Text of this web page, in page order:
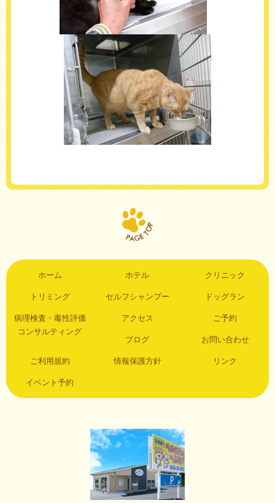
ホーム ホテル クリニック
トリミング セルフシャンプー ドッグラン
病理検査・毒性評価
コンサルティング
アクセス ご予約
ブログ お問い合わせ
ご利用規約 情報保護方針 リンク
イベント予約